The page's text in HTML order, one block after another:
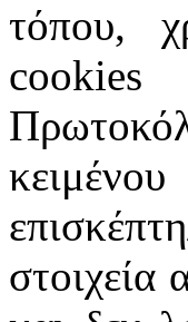
τόπου,
cookies
στοιχεία